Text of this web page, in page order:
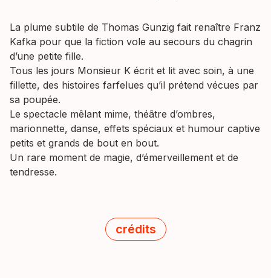
La plume subtile de Thomas Gunzig fait renaître Franz
Kafka pour que la fiction vole au secours du chagrin
d’une petite fille.
Tous les jours Monsieur K écrit et lit avec soin, à une
fillette, des histoires farfelues qu’il prétend vécues par
sa poupée.
Le spectacle mêlant mime, théâtre d’ombres,
marionnette, danse, effets spéciaux et humour captive
petits et grands de bout en bout.
Un rare moment de magie, d’émerveillement et de
tendresse.
crédits